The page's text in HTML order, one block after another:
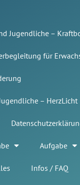
Jugendliche –
für
– HerzLicht
Aufgabe
Infos / FAQ